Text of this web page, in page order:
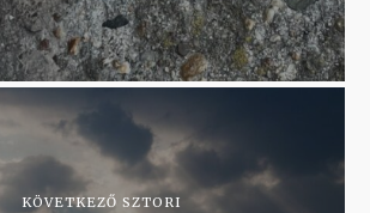
KÖVETKEZŐ SZTORI